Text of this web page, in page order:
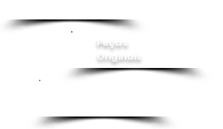
Peças
Originais